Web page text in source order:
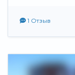
1 Отзыв